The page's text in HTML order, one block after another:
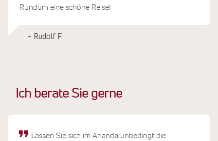
Rundum eine schöne Reise!
– Rudolf F.
Ich berate Sie gerne
Lassen Sie sich im Ananda unbedingt die